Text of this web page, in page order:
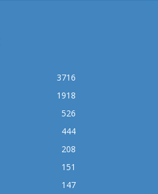
3716
1918
526
444
208
151
147